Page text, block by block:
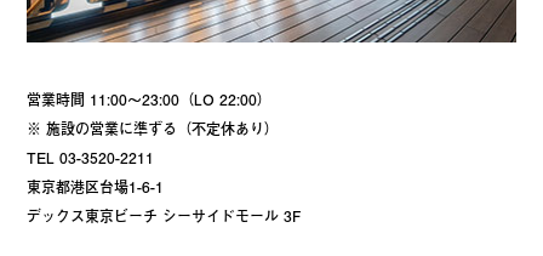
営業時間 11:00～23:00（LO 22:00）
※ 施設の営業に準ずる（不定休あり）
TEL 03-3520-2211
東京都港区台場1-6-1
デックス東京ビーチ シーサイドモール 3F